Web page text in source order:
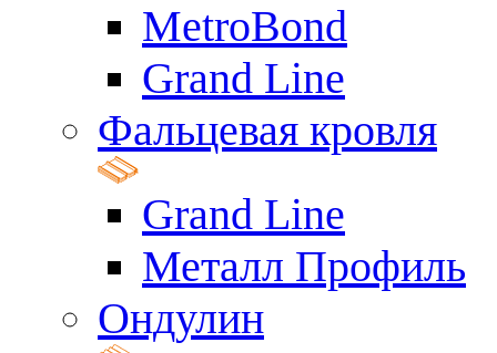
MetroBond
Grand Line
Фальцевая кровля
Grand Line
Металл Профиль
Ондулин